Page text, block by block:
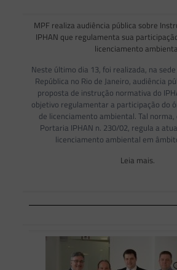
MPF realiza audiência pública sobre
IPHAN que regulamenta sua
licenciamento
Neste último dia 13, foi realizada, na
República no Rio de Janeiro, audiência
proposta de instrução normativa do
objetivo regulamentar a participação do
de licenciamento ambiental. Tal
Portaria IPHAN n. 230/02, regula a
licenciamento ambiental em
Leia mais.